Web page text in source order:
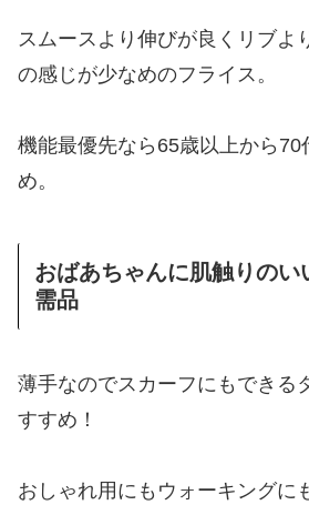
スムースより伸びが良くリブよ
の感じが少なめのフライス。
機能最優先なら65歳以上から70
め。
おばあちゃんに肌触りのい
需品
薄手なのでスカーフにもできる
すすめ！
おしゃれ用にもウォーキングに